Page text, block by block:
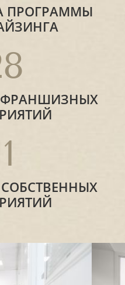
ПРОГРАММЫ
ФРАНШИЗНЫХ